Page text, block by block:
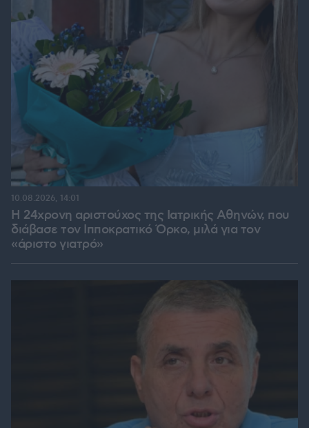
Η 24χρονη αριστούχος της Ιατρικής Αθηνών, που
διάβασε τον Ιπποκρατικό Όρκο, μιλά για τον
«άριστο γιατρό»
10.08.2026, 14:01